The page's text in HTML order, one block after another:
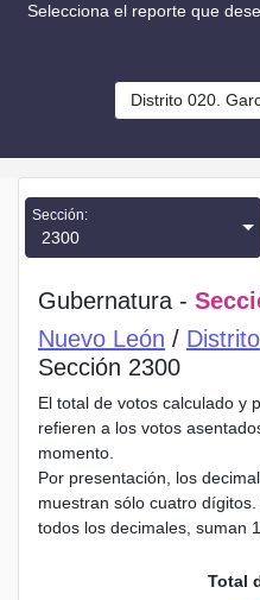
Selecciona el reporte que
Distrito 020.
Sección:
2300
Gubernatura -
Nuevo León /
Sección 2300
El total de votos calculado y
refieren a los votos
momento.
Por presentación, los
muestran sólo cuatro
todos los decimales, suman
Total